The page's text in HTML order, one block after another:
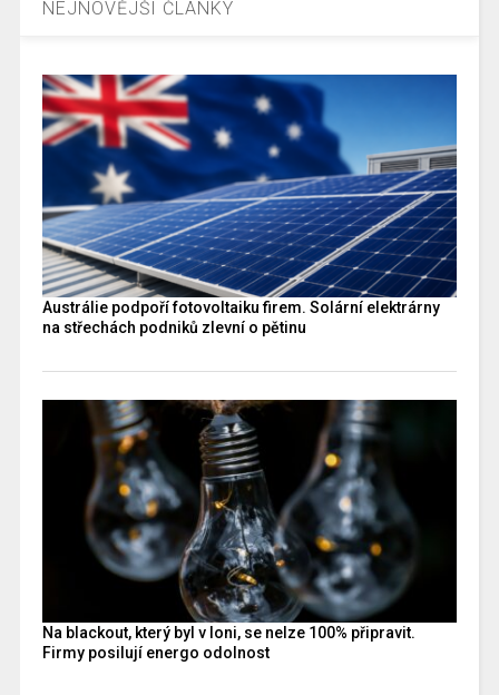
NEJNOVĚJŠÍ ČLÁNKY
Austrálie podpoří fotovoltaiku firem. Solární elektrárny
na střechách podniků zlevní o pětinu
Na blackout, který byl v loni, se nelze 100% připravit.
Firmy posilují energo odolnost